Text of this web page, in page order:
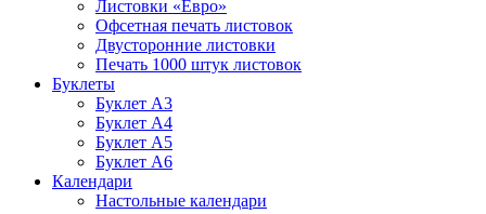
Листовки «Евро»
Офсетная печать листовок
Двусторонние листовки
Печать 1000 штук листовок
Буклеты
Буклет А3
Буклет А4
Буклет А5
Буклет А6
Календари
Настольные календари